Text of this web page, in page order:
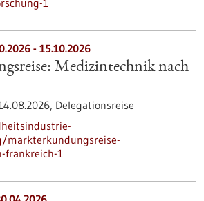
1
- 15.10.2026
Medizintechnik nach
Delegationsreise
markterkundungsreise-
frankreich-1